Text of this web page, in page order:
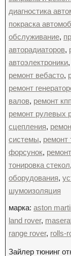
диагностика
покраска
обслуживание,
авторадиаторов,
автоэлектроники,
ремонт вебасто,
ремонт
валов, ремонт кпп
ремонт рулевых
сцепления,
системы, ремонт
форсунок,
тонировка стекол,
оборудования,
шумоизоляция
марка: aston
land rover,
range rover, rolls-
Зайлер тюнинг